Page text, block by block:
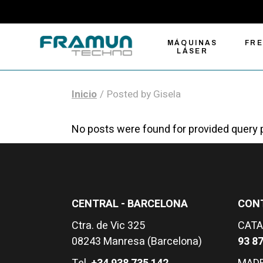
the
MÁQUINAS
LÁSER
grabado y corte
láser
Soluciones de
Cortadoras láser
CO2 tamaño
Inicio Posted by Gisela
No posts were found for provided query
CENTRAL - BARCELONA
Ctra. de Vic 325
08243 Manresa (Barcelona)
93